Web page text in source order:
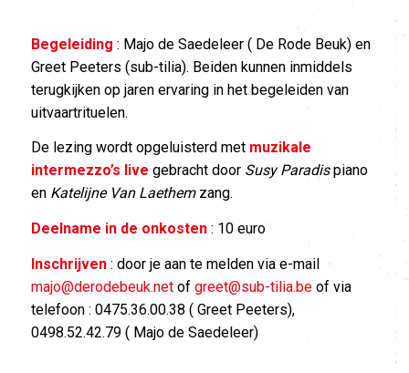
Begeleiding : Majo de Saedeleer ( De Rode Beuk) en
Greet Peeters (sub-tilia). Beiden kunnen inmiddels
terugkijken op jaren ervaring in het begeleiden van
uitvaartrituelen.
De lezing wordt opgeluisterd met muzikale
intermezzo’s live gebracht door Susy Paradispiano
en Katelijne Van Laethemzang.
Deelname in de onkosten: 10 euro
Inschrijven: door je aan te melden via e-mail
majo@derodebeuk.netof greet@sub-tilia.beof via
telefoon : 0475.36.00.38 ( Greet Peeters),
0498.52.42.79 ( Majo de Saedeleer)